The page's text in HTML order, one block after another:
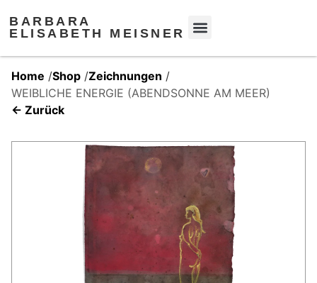
BARBARA
ELISABETH MEISNER
Home /Shop /Zeichnungen /
WEIBLICHE ENERGIE (ABENDSONNE AM MEER)
← Zurück